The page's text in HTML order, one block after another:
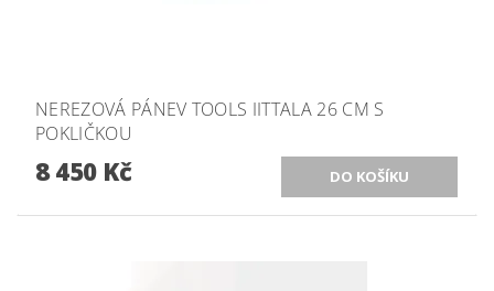
NEREZOVÁ PÁNEV TOOLS IITTALA 26 CM S
POKLIČKOU
8 450 Kč